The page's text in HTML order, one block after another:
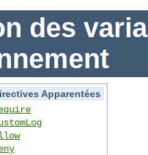
des
Apparentées